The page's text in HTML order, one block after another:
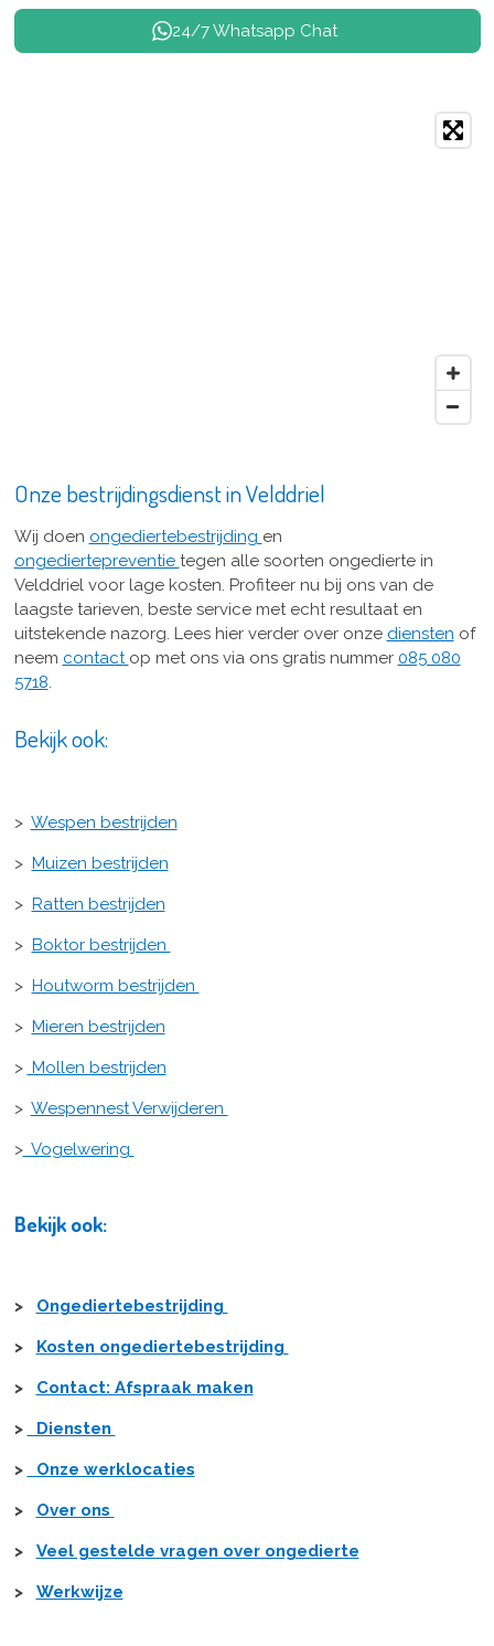
24/7 Whatsapp Chat
Onze bestrijdingsdienst in Velddriel
Wij doen ongediertebestrijding en
ongediertepreventie tegen alle soorten ongedierte in
Velddriel voor lage kosten. Profiteer nu bij ons van de
laagste tarieven, beste service met echt resultaat en
uitstekende nazorg. Lees hier verder over onze diensten of
neem contact op met ons via ons gratis nummer 085 080
5718.
Bekijk ook:
> Wespen bestrijden
> Muizen bestrijden
> Ratten bestrijden
> Boktor bestrijden
> Houtworm bestrijden
> Mieren bestrijden
> Mollen bestrijden
> Wespennest Verwijderen
>Vogelwering
Bekijk ook:
> Ongediertebestrijding
> Kosten ongediertebestrijding
> Contact: Afspraak maken
> Diensten
> Onze werklocaties
> Over ons
> Veel gestelde vragen over ongedierte
> Werkwijze